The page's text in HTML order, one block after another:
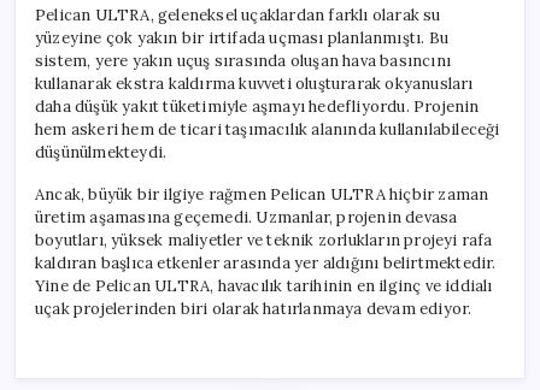
Pelican ULTRA, geleneksel uçaklardan farklı olarak su
yüzeyine çok yakın bir irtifada uçması planlanmıştı. Bu
sistem, yere yakın uçuş sırasında oluşan hava basıncını
kullanarak ekstra kaldırma kuvveti oluşturarak okyanusları
daha düşük yakıt tüketimiyle aşmayı hedefliyordu. Projenin
hem askeri hem de ticari taşımacılık alanında kullanılabileceği
düşünülmekteydi.
Ancak, büyük bir ilgiye rağmen Pelican ULTRA hiçbir zaman
üretim aşamasına geçemedi. Uzmanlar, projenin devasa
boyutları, yüksek maliyetler ve teknik zorlukların projeyi rafa
kaldıran başlıca etkenler arasında yer aldığını belirtmektedir.
Yine de Pelican ULTRA, havacılık tarihinin en ilginç ve iddialı
uçak projelerinden biri olarak hatırlanmaya devam ediyor.